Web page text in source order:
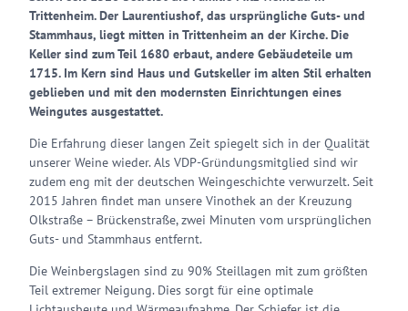
Trittenheim. Der Laurentiushof, das ursprüngliche Guts- und
Stammhaus, liegt mitten in Trittenheim an der Kirche. Die
Keller sind zum Teil 1680 erbaut, andere Gebäudeteile um
1715. Im Kern sind Haus und Gutskeller im alten Stil erhalten
geblieben und mit den modernsten Einrichtungen eines
Weingutes ausgestattet.
Die Erfahrung dieser langen Zeit spiegelt sich in der Qualität
unserer Weine wieder. Als VDP-Gründungsmitglied sind wir
zudem eng mit der deutschen Weingeschichte verwurzelt. Seit
2015 Jahren findet man unsere Vinothek an der Kreuzung
Olkstraße – Brückenstraße, zwei Minuten vom ursprünglichen
Guts- und Stammhaus entfernt.
Die Weinbergslagen sind zu 90% Steillagen mit zum größten
Teil extremer Neigung. Dies sorgt für eine optimale